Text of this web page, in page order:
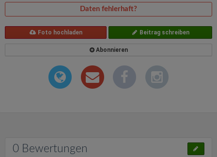
Daten fehlerhaft?
Foto hochladen Beitrag schreiben
Abonnieren
0 Bewertungen